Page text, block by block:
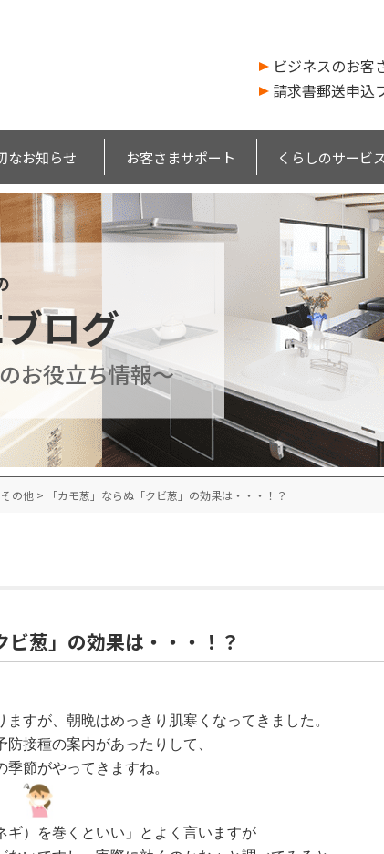
ビジネスのお客
請求書郵送申込
なお知らせ お客さまサポート くらしのサービス
ログ
お役立ち情報～
その他 > 「カモ葱」ならぬ「クビ葱」の効果は・・・！？
ビ葱」の効果は・・・！？
ますが、朝晩はめっきり肌寒くなってきました。
防接種の案内があったりして、
節がやってきますね。
（ネギ）を巻くといい」とよく言いますが